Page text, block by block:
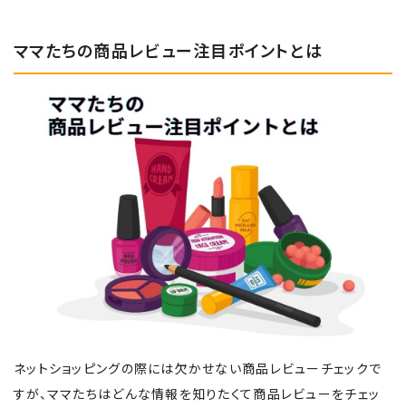
ママたちの商品レビュー注目ポイントとは
ネットショッピングの際には欠かせない商品レビューチェックで
すが、ママたちはどんな情報を知りたくて商品レビューをチェッ